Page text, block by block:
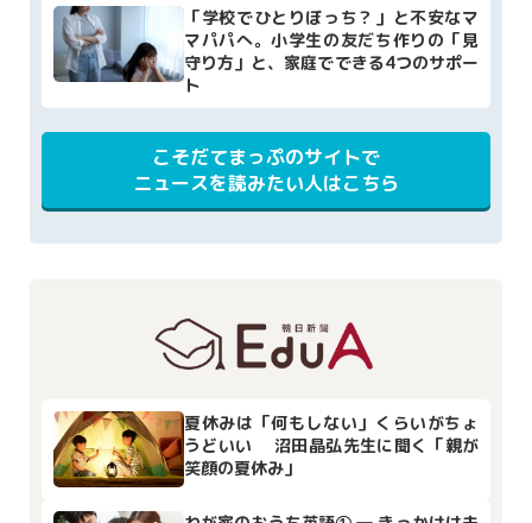
「学校でひとりぼっち？」と不安なマ
マパパへ。小学生の友だち作りの「見
守り方」と、家庭でできる4つのサポー
ト
こそだてまっぷのサイトで
ニュースを読みたい人はこちら
夏休みは「何もしない」くらいがちょ
うどいい 沼田晶弘先生に聞く「親が
笑顔の夏休み」